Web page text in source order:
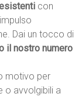
con
Dai un tocco di
il nostro numero
motivo per
o avvolgibili a